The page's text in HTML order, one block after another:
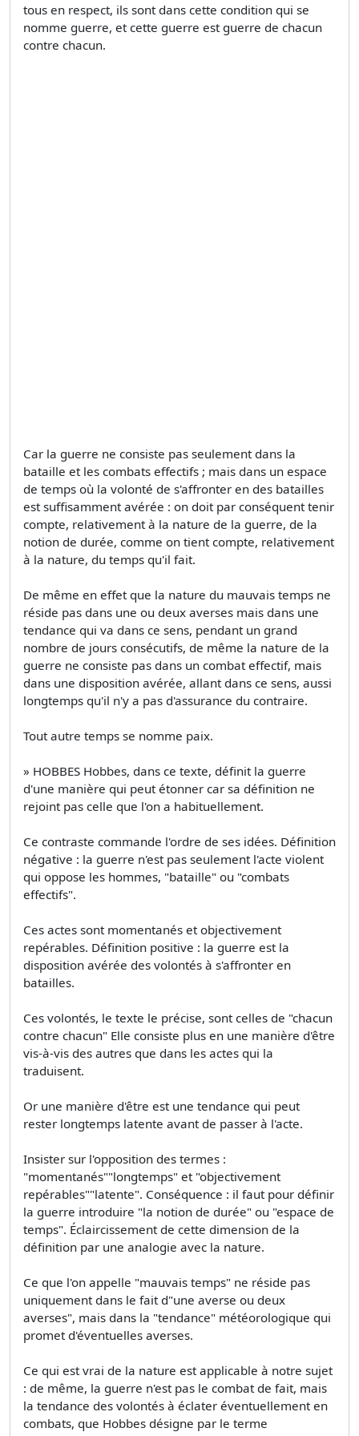
tous en respect, ils sont dans cette condition qui se
nomme guerre, et cette guerre est guerre de chacun
contre chacun.
Car la guerre ne consiste pas seulement dans la
bataille et les combats effectifs ; mais dans un espace
de temps où la volonté de s'affronter en des batailles
est suffisamment avérée : on doit par conséquent tenir
compte, relativement à la nature de la guerre, de la
notion de durée, comme on tient compte, relativement
à la nature, du temps qu'il fait.
De même en effet que la nature du mauvais temps ne
réside pas dans une ou deux averses mais dans une
tendance qui va dans ce sens, pendant un grand
nombre de jours consécutifs, de même la nature de la
guerre ne consiste pas dans un combat effectif, mais
dans une disposition avérée, allant dans ce sens, aussi
longtemps qu'il n'y a pas d'assurance du contraire.
Tout autre temps se nomme paix.
» HOBBES Hobbes, dans ce texte, définit la guerre
d'une manière qui peut étonner car sa définition ne
rejoint pas celle que l'on a habituellement.
Ce contraste commande l'ordre de ses idées. Définition
négative : la guerre n'est pas seulement l'acte violent
qui oppose les hommes, "bataille" ou "combats
effectifs".
Ces actes sont momentanés et objectivement
repérables. Définition positive : la guerre est la
disposition avérée des volontés à s'affronter en
batailles.
Ces volontés, le texte le précise, sont celles de "chacun
contre chacun" Elle consiste plus en une manière d'être
vis-à-vis des autres que dans les actes qui la
traduisent.
Or une manière d'être est une tendance qui peut
rester longtemps latente avant de passer à l'acte.
Insister sur l'opposition des termes :
"momentanés""longtemps" et "objectivement
repérables""latente". Conséquence : il faut pour définir
la guerre introduire "la notion de durée" ou "espace de
temps". Éclaircissement de cette dimension de la
définition par une analogie avec la nature.
Ce que l'on appelle "mauvais temps" ne réside pas
uniquement dans le fait d"une averse ou deux
averses", mais dans la "tendance" météorologique qui
promet d'éventuelles averses.
Ce qui est vrai de la nature est applicable à notre sujet
: de même, la guerre n'est pas le combat de fait, mais
la tendance des volontés à éclater éventuellement en
combats, que Hobbes désigne par le terme